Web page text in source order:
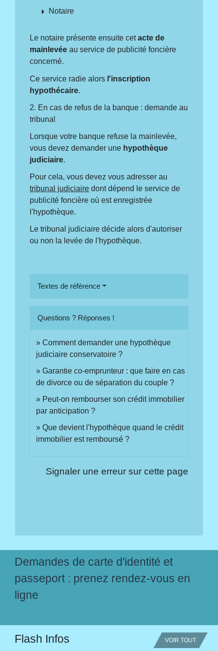
arrow_right Notaire
Le notaire présente ensuite cetacte de
mainlevée au service de publicité foncière
concerné.
Ce service radie alors l'inscription
hypothécaire.
2. En cas de refus de la banque : demande au
tribunal
Lorsque votre banque refuse la mainlevée,
vous devez demander une hypothèque
judiciaire.
Pour cela, vous devez vous adresser au
tribunal judiciaire dont dépend le service de
publicité foncière où est enregistrée
l'hypothèque.
Le tribunal judiciaire décide alors d'autoriser
ou non la levée de l'hypothèque.
Textes de référence
Questions ? Réponses !
Comment demander une hypothèque
judiciaire conservatoire ?
Garantie co-emprunteur : que faire en cas
de divorce ou de séparation du couple ?
Peut-on rembourser son crédit immobilier
par anticipation ?
Que devient l'hypothèque quand le crédit
immobilier est remboursé ?
Signaler une erreur sur cette page
Demandes de carte d'identité et
passeport : prenez rendez-vous en
ligne
Flash Infos VOIR TOUT